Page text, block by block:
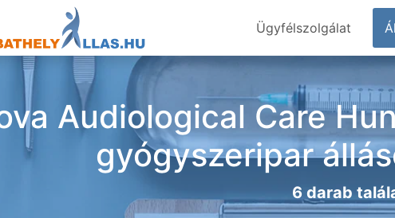
Ügyfélszolgálat
Audiological Care
gyógyszeripar
6 darab